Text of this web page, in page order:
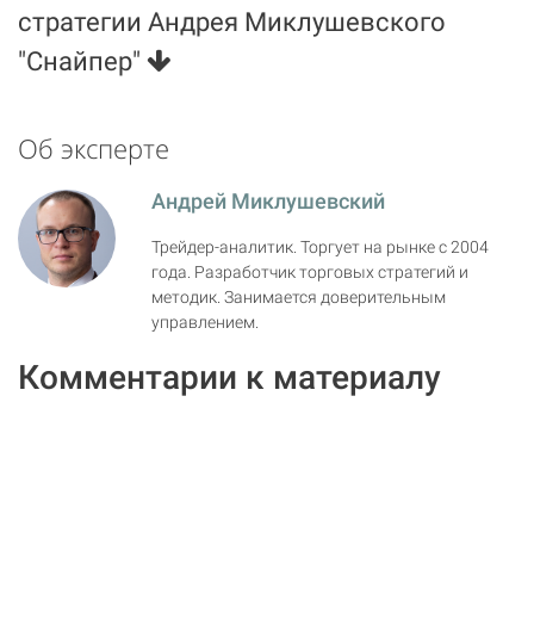
стратегии Андрея Миклушевского
"Снайпер"
Об эксперте
Андрей Миклушевский
Трейдер-аналитик. Торгует на рынке с 2004
года. Разработчик торговых стратегий и
методик. Занимается доверительным
управлением.
Комментарии к материалу